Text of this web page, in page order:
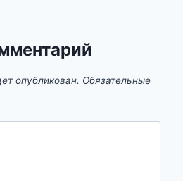
опубликован. Обязательные